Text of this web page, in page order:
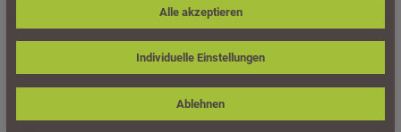
Produkte filtern
Individuelle Einstellungen
Ablehnen
Alle akzeptieren